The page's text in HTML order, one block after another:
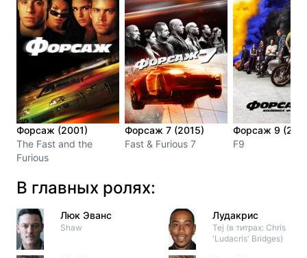
Форсаж (2001)
The Fast and the
Furious
Форсаж 7 (2015)
Fast & Furious 7
Форсаж 9
F9
В главных ролях:
Люк Эванс
Shaw
Лудакрис
Tej (в титрах: Chris
'Ludacris' Bridges)